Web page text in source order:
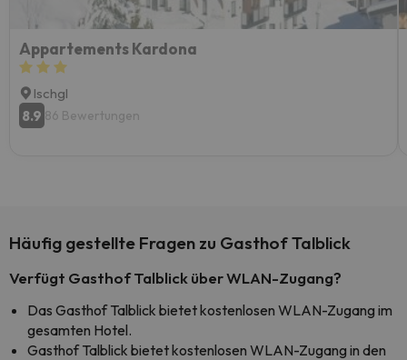
Appartements Kardona
Ischgl
8.9 86 Bewertungen
Häufig gestellte Fragen zu Gasthof Talblick
Verfügt Gasthof Talblick über WLAN-Zugang?
Das Gasthof Talblick bietet kostenlosen WLAN-Zugang im
gesamten Hotel.
Gasthof Talblick bietet kostenlosen WLAN-Zugang in den